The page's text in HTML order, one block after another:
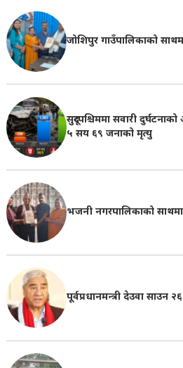
जोशिपुर गाउँपालिकाको साथमा
सुदूरपश्चिममा सवारी
५ सय ६९ जनाको मृत्यु
भजनी नगरपालिकाको साथमा
पूर्वप्रधानमन्त्री देउवा साउन